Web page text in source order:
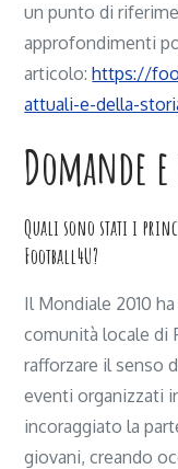
un punto di
approfondimenti
articolo:https://
attuali-e-della-
Domande
Quali sono stati i
Football4U?
Il Mondiale 2010
comunità locale di
rafforzare il senso
eventi organizzati
incoraggiato la
giovani, creando